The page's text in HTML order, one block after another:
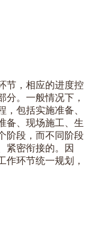
节，相应的进度控
分。一般情况下，
包括实施准备、
备、现场施工、生
阶段，而不同阶段
紧密衔接的。因
作环节统一规划，